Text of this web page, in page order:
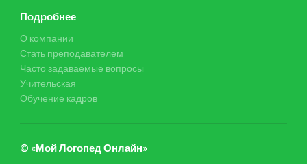
Подробнее
О компании
Стать преподавателем
Часто задаваемые вопросы
Учительская
Обучение кадров
© «Мой Логопед Онлайн»